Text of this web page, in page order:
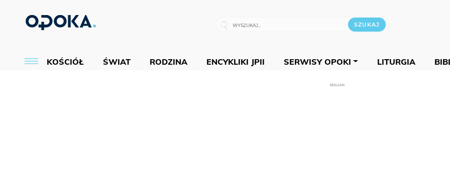
KOŚCIÓŁ ŚWIAT RODZINA ENCYKLIKI JPII SERWISY OPOKI LITURGIA
REKLAMA